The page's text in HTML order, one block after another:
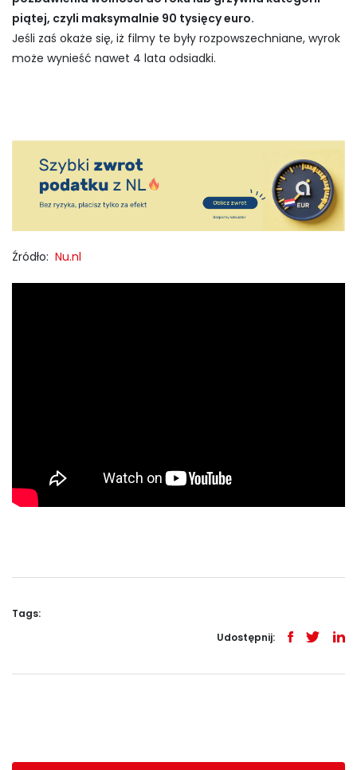
piątej, czyli maksymalnie 90 tysięcy euro.
Jeśli zaś okaże się, iż filmy te były rozpowszechniane, wyrok
może wynieść nawet 4 lata odsiadki.
Źródło: Nu.nl
Tags:
Udostępnij: